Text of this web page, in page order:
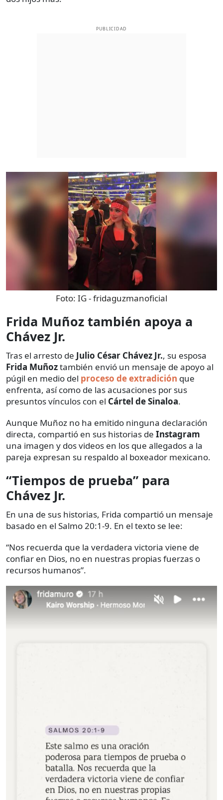
PUBLICIDAD
Foto: IG - fridaguzmanoficial
Frida Muñoz también apoya a
Chávez Jr.
Tras el arresto de Julio César Chávez Jr., su esposa
Frida Muñoztambién envió un mensaje de apoyo al
púgil en medio del proceso de extradición que
enfrenta, así como de las acusaciones por sus
presuntos vínculos con el Cártel de Sinaloa.
Aunque Muñoz no ha emitido ninguna declaración
directa, compartió en sus historias de Instagram
una imagen y dos videos en los que allegados a la
pareja expresan su respaldo al boxeador mexicano.
“Tiempos de prueba” para
Chávez Jr.
En una de sus historias, Frida compartió un mensaje
basado en el Salmo 20:1-9. En el texto se lee:
“Nos recuerda que la verdadera victoria viene de
confiar en Dios, no en nuestras propias fuerzas o
recursos humanos”.